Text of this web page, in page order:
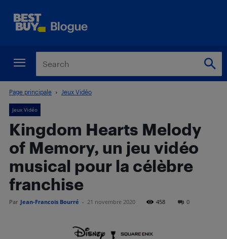
Page principale Jeux Vidéo
Jeux Vidéo
Kingdom Hearts Melody
of Memory, un jeu vidéo
musical pour la célèbre
franchise
Par Jean-Francois Bourré - 21 novembre 2020 458 0